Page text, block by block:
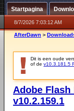
Startpagina
8/7/2026 7:03:12 AM
AfterDawn >
Dit is een oude
of de v10.3.181.5
Adobe
v10.2.159.1